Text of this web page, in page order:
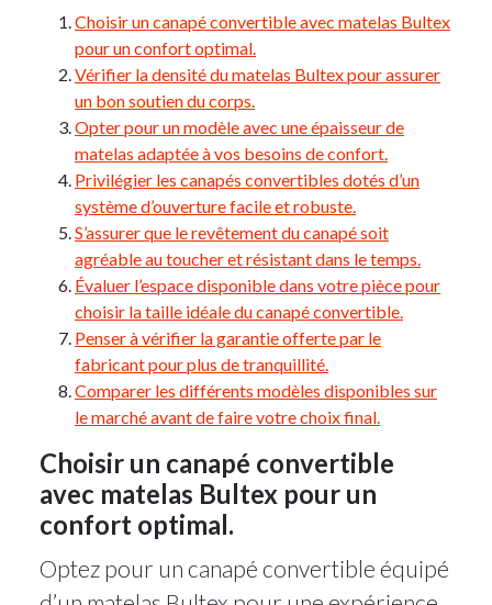
Choisir un canapé convertible avec matelas Bultex
pour un confort optimal.
Vérifier la densité du matelas Bultex pour assurer
un bon soutien du corps.
Opter pour un modèle avec une épaisseur de
matelas adaptée à vos besoins de confort.
Privilégier les canapés convertibles dotés d’un
système d’ouverture facile et robuste.
S’assurer que le revêtement du canapé soit
agréable au toucher et résistant dans le temps.
Évaluer l’espace disponible dans votre pièce pour
choisir la taille idéale du canapé convertible.
Penser à vérifier la garantie offerte par le
fabricant pour plus de tranquillité.
Comparer les différents modèles disponibles sur
le marché avant de faire votre choix final.
Choisir un canapé convertible
avec matelas Bultex pour un
confort optimal.
Optez pour un canapé convertible équipé